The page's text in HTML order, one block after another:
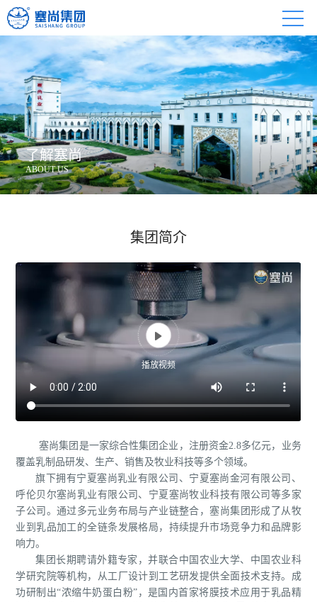
了解塞尚
ABOUT US
集团简介

播放视频
塞尚集团是一家综合性集团企业，注册资金2.8多亿元，业务
覆盖乳制品研发、生产、销售及牧业科技等多个领域。
旗下拥有宁夏塞尚乳业有限公司、宁夏塞尚金河有限公司、
呼伦贝尔塞尚乳业有限公司、宁夏塞尚牧业科技有限公司等多家
子公司。通过多元业务布局与产业链整合，塞尚集团形成了从牧
业到乳品加工的全链条发展格局，持续提升市场竞争力和品牌影
响力。
集团长期聘请外籍专家，并联合中国农业大学、中国农业科
学研究院等机构，从工厂设计到工艺研发提供全面技术支持。成
功研制出“浓缩牛奶蛋白粉”，是国内首家将膜技术应用于乳品精